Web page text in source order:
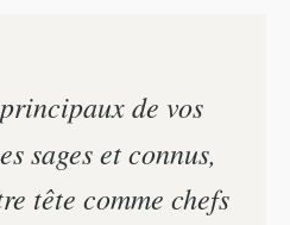
de vos
sages et connus,
tête comme chefs